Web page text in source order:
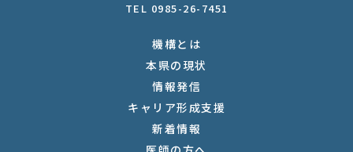
TEL 0985-26-7451
機構とは
本県の現状
情報発信
キャリア形成支援
新着情報